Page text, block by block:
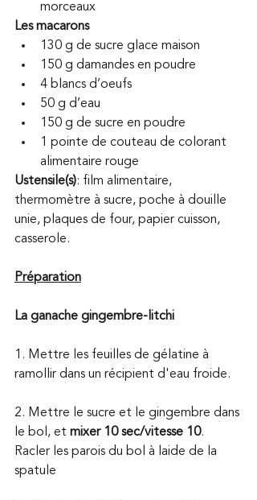
morceaux
Les macarons
130 g de sucre glace maison
150 g damandes en poudre
4 blancs d’oeufs
50 g d’eau
150 g de sucre en poudre
1 pointe de couteau de colorant
alimentaire rouge
Ustensile(s): film alimentaire,
thermomètre à sucre, poche à douille
unie, plaques de four, papier cuisson,
casserole.
Préparation
La ganache gingembre-litchi
1. Mettre les feuilles de gélatine à
ramollir dans un récipient d'eau froide.
2. Mettre le sucre et le gingembre dans
le bol, et mixer 10 sec/vitesse 10.
Racler les parois du bol à laide de la
spatule